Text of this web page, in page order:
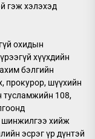
гэж хэлэхэд
охидын
хүүхдийн
бэлгийн
прокурор, шүүхийн
тусламжийн 108,
шинжилгээ хийж
эсрэг үр дүнтэй